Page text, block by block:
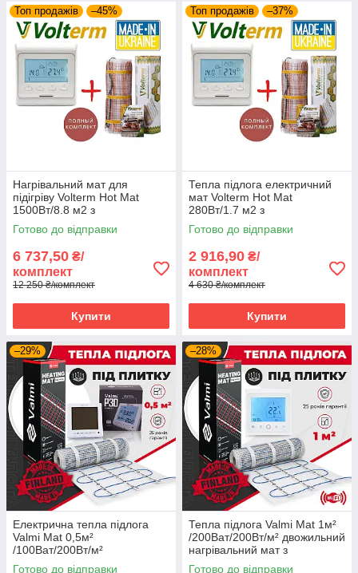
Топ продажів –45%
Нагрівальний мат для
підігріву Volterm Hot Mat
1500Вт/8.8 м2 з
програмованим
терморегулятором E51
Готово до відправки
6 737,50 ₴/
комплект
12 250 ₴/комплект
Купити
Топ продажів –37%
Тепла підлога електричний
мат Volterm Hot Mat
280Вт/1.7 м2 з
програмованим
терморегулятором E51
Готово до відправки
2 916,90 ₴/
комплект
4 630 ₴/комплект
Купити
–29%
Електрична тепла підлога
Valmi Mat 0,5м²
/100Ват/200Вт/м²
нагрівальний мат
Готово до відправки
–28%
Тепла підлога Valmi Mat 1м²
/200Ват/200Вт/м² двожильний
нагрівальний мат з
терморегулятором TWE02
Готово до відправки